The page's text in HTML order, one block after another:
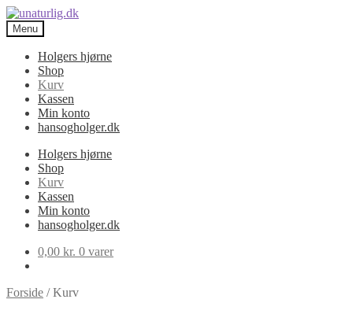
Spring
til
navigation
Spring
til
indhold
Menu
Holgers hjørne
Shop
Kurv
Kassen
Min konto
hansogholger.dk
Holgers hjørne
Shop
Kurv
Kassen
Min konto
hansogholger.dk
0,00 kr. 0 varer
Forside /Kurv